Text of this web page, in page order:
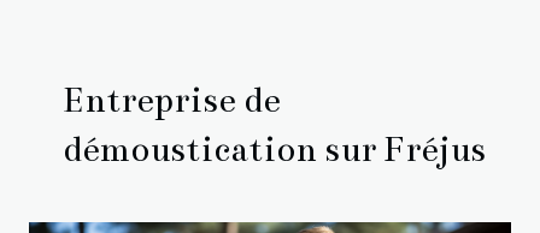
Entreprise de
démoustication sur Fréjus